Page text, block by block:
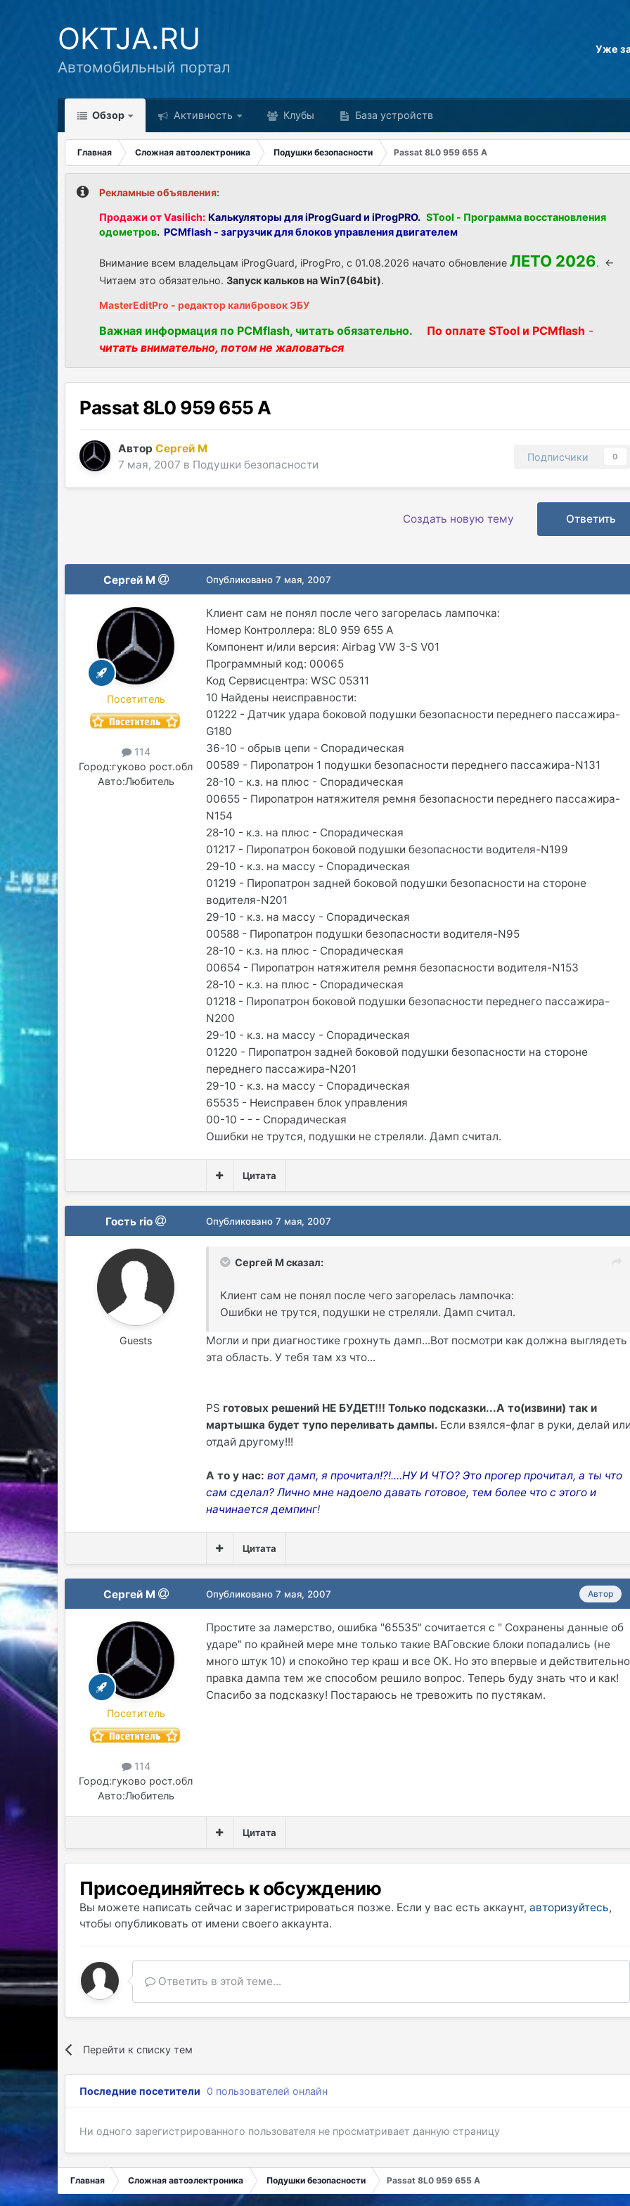
OKTJA.RU
Автомобильный портал
Уже
Обзор Активность Клубы База устройств
Главная Сложная автоэлектроника Подушки безопасности Passat 8L0 959 655 A
Рекламные объявления:
Продажи от Vasilich: Калькуляторы для iProgGuard и iProgPRO. STool - Программа восстановления
одометров. PCMflash - загрузчик для блоков управления двигателем
Внимание всем владельцам iProgGuard, iProgPro, с 01.08.2026 начато обновлениеЛЕТО 2026. <-
Читаем это обязательно.Запуск кальков на Win7(64bit).
MasterEditPro - редактор калибровок ЭБУ
Важная информация по PCMflash, читать обязательно. По оплате STool и PCMflash -
читать внимательно, потом не жаловаться
Passat 8L0 959 655 A
АвторСергей М
7 мая, 2007 в Подушки безопасности
Подписчики 0
Ответить
Создать новую тему
Сергей М
Посетитель
114
Город:гуково рост.обл
Авто:Любитель
Опубликовано7 мая, 2007
Клиент сам не понял после чего загорелась лампочка:
Номер Контроллера: 8L0 959 655 A
Компонент и/или версия: Airbag VW 3-S V01
Программный код: 00065
Код Сервисцентра: WSC 05311
10 Найдены неисправности:
01222 - Датчик удара боковой подушки безопасности переднего пассажира-
G180
36-10 - обрыв цепи - Спорадическая
00589 - Пиропатрон 1 подушки безопасности переднего пассажира-N131
28-10 - к.з. на плюс - Спорадическая
00655 - Пиропатрон натяжителя ремня безопасности переднего пассажира-
N154
28-10 - к.з. на плюс - Спорадическая
01217 - Пиропатрон боковой подушки безопасности водителя-N199
29-10 - к.з. на массу - Спорадическая
01219 - Пиропатрон задней боковой подушки безопасности на стороне
водителя-N201
29-10 - к.з. на массу - Спорадическая
00588 - Пиропатрон подушки безопасности водителя-N95
28-10 - к.з. на плюс - Спорадическая
00654 - Пиропатрон натяжителя ремня безопасности водителя-N153
28-10 - к.з. на плюс - Спорадическая
01218 - Пиропатрон боковой подушки безопасности переднего пассажира-
N200
29-10 - к.з. на массу - Спорадическая
01220 - Пиропатрон задней боковой подушки безопасности на стороне
переднего пассажира-N201
29-10 - к.з. на массу - Спорадическая
65535 - Неисправен блок управления
00-10 - - - Спорадическая
Ошибки не трутся, подушки не стреляли. Дамп считал.
Цитата
Гость rio
Guests
Опубликовано7 мая, 2007
Сергей М сказал:
Клиент сам не понял после чего загорелась лампочка:
Ошибки не трутся, подушки не стреляли. Дамп считал.
Могли и при диагностике грохнуть дамп...Вот посмотри как должна выглядеть
эта область. У тебя там хз что...
PS готовых решений НЕ БУДЕТ!!! Только подсказки...А то(извини) так и
мартышка будет тупо переливать дампы. Если взялся-флаг в руки, делай
отдай другому!!!
А то у нас: вот дамп, я прочитал!?!....НУ И ЧТО? Это прогер прочитал, а ты что
сам сделал? Лично мне надоело давать готовое, тем более что с этого и
начинается демпинг!
Цитата
Сергей М
Посетитель
114
Город:гуково рост.обл
Авто:Любитель
Автор
Опубликовано7 мая, 2007
Простите за ламерство, ошибка "65535" сочитается с " Сохранены данные об
ударе" по крайней мере мне только такие ВАГовские блоки попадались (не
много штук 10) и спокойно тер краш и все ОК. Но это впервые и действительно
правка дампа тем же способом решило вопрос. Теперь буду знать что и как!
Спасибо за подсказку! Постараюсь не тревожить по пустякам.
Цитата
Присоединяйтесь к обсуждению
Вы можете написать сейчас и зарегистрироваться позже. Если у вас есть аккаунт,авторизуйтесь,
чтобы опубликовать от имени своего аккаунта.
Ответить в этой теме...
Перейти к списку тем
Последние посетители 0 пользователей онлайн
Ни одного зарегистрированного пользователя не просматривает данную страницу
Главная Сложная автоэлектроника Подушки безопасности Passat 8L0 959 655 A